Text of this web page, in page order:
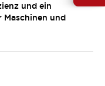
und ein
Maschinen und